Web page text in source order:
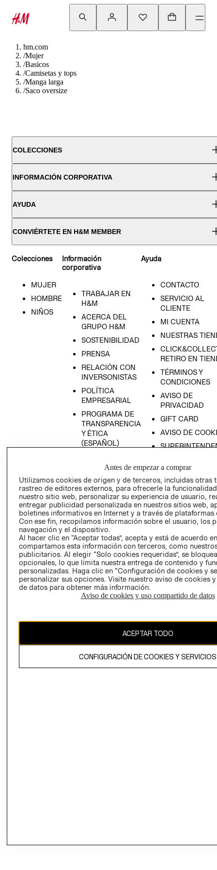
hm.com
/Mujer
/Basicos
/Camisetas y tops
/Manga larga
/Saco oversize
COLECCIONES
INFORMACIÓN CORPORATIVA
AYUDA
CONVIÉRTETE EN H&M MEMBER
Colecciones
MUJER
HOMBRE
NIÑOS
Información
corporativa
TRABAJAR EN
H&M
ACERCA DEL
GRUPO H&M
SOSTENIBILIDAD
PRENSA
RELACIÓN CON
INVERSONISTAS
POLÍTICA
EMPRESARIAL
PROGRAMA DE
TRANSPARENCIA
Y ÉTICA
(ESPAÑOL)
TRANSPARENCIA
Y ÉTICA (INGLÉS)
Ayuda
CONTACTO
SERVICIO AL
CLIENTE
MI CUENTA
NUESTRAS
RETIRO EN
TÉRMINOS Y
CONDICIONES
AVISO DE
PRIVACIDAD
GIFT CARD
AVISO DE
COMERCIO - SIC
PETICIONES
QUEJAS Y
RECLAMOS
Colombia ($)
CAMBIAR REGIÓN
propiedad de H&M Hennes & Mauritz AB.
Antes de empezar a comprar
Utilizamos cookies de origen y de terceros, incluidas otras
rastreo de editores externos, para ofrecerle la
nuestro sitio web, personalizar su experiencia de usuario,
entregar publicidad personalizada en nuestros sitios web,
boletines informativos en Internet y a través de plataformas
Con ese fin, recopilamos información sobre el usuario, los
navegación y el dispositivo.
Al hacer clic en “Aceptar todas”, acepta y está de acuerdo
compartamos esta información con terceros, como
publicitarios. Al elegir “Solo cookies requeridas”, se
opcionales, lo que limita nuestra entrega de contenido y
personalizadas. Haga clic en “Configuración de cookies y
personalizar sus opciones. Visite nuestro aviso de cookies
de datos para obtener más información.
Aviso de cookies y uso compartido de datos
ACEPTAR TODO
CONFIGURACIÓN DE COOKIES Y SERVICIOS